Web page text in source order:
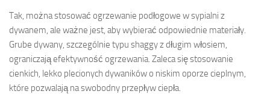
Tak, można stosować ogrzewanie podłogowe w sypialni z
dywanem, ale ważne jest, aby wybierać odpowiednie materiały.
Grube dywany, szczególnie typu shaggy z długim włosiem,
ograniczają efektywność ogrzewania. Zaleca się stosowanie
cienkich, lekko plecionych dywaników o niskim oporze cieplnym,
które pozwalają na swobodny przepływ ciepła.